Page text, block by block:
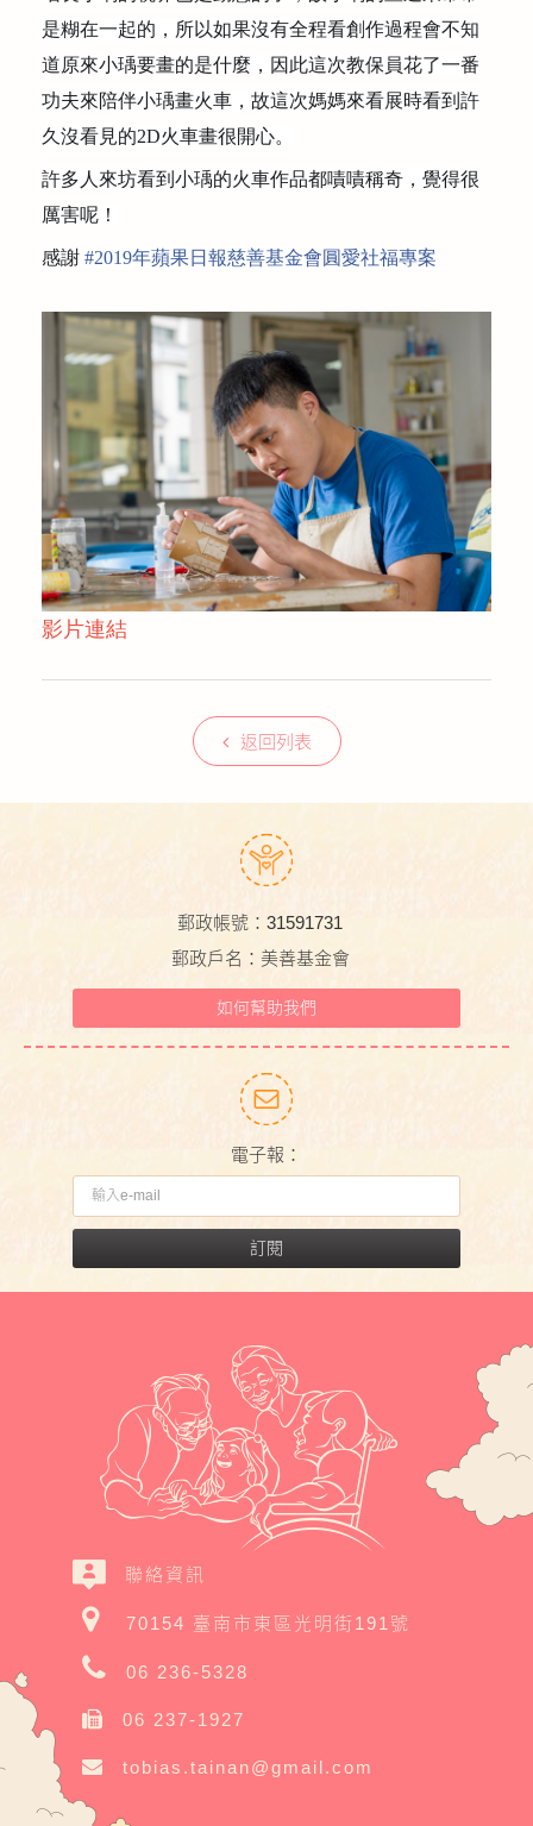
是糊在一起的，所以如果沒有全程看創作過程會不知
道原來小瑀要畫的是什麼，因此這次教保員花了一番
功夫來陪伴小瑀畫火車，故這次媽媽來看展時看到許
久沒看見的2D火車畫很開心。
許多人來坊看到小瑀的火車作品都嘖嘖稱奇，覺得很
厲害呢！
感謝 #2019年蘋果日報慈善基金會圓愛社福專案
影片連結
返回列表
郵政帳號：31591731
郵政戶名：美善基金會
如何幫助我們
電子報：
訂閱
聯絡資訊
70154 臺南市東區光明街191號
06 236-5328
06 237-1927
tobias.tainan@gmail.com